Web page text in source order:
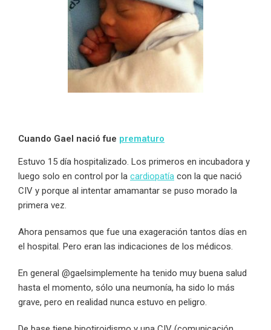
Cuando Gael nació fue prematuro
Estuvo 15 día hospitalizado. Los primeros en incubadora y
luego solo en control por la cardiopatía con la que nació
CIV y porque al intentar amamantar se puso morado la
primera vez.
Ahora pensamos que fue una exageración tantos días en
el hospital. Pero eran las indicaciones de los médicos.
En general @gaelsimplemente ha tenido muy buena salud
hasta el momento, sólo una neumonía, ha sido lo más
grave, pero en realidad nunca estuvo en peligro.